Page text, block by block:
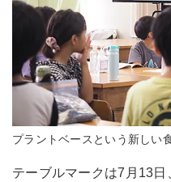
プラントベースという新しい
テーブルマークは7月13